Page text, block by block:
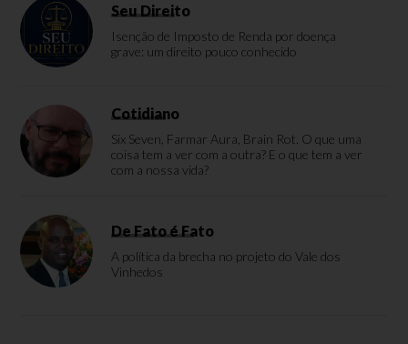
Seu Direito
Isenção de Imposto de Renda por doença
grave: um direito pouco conhecido
Cotidiano
Six Seven, Farmar Aura, Brain Rot. O que uma
coisa tem a ver com a outra? E o que tem a ver
com a nossa vida?
De Fato é Fato
A política da brecha no projeto do Vale dos
Vinhedos